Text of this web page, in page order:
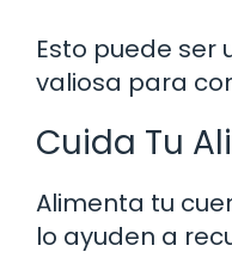
Esto puede ser
valiosa para
Cuida Tu
Alimenta tu
lo ayuden a